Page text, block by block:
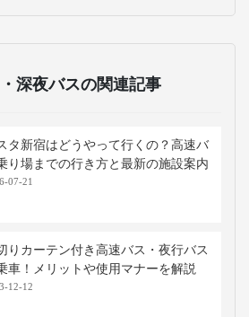
深夜バスの関連記事
タ新宿はどうやって行くの？高速バ
り場までの行き方と最新の施設案内
07-21
りカーテン付き高速バス・夜行バス
車！メリットや使用マナーを解説
12-12